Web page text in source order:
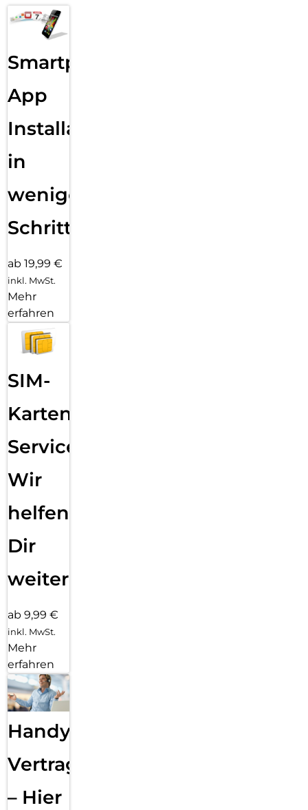
Smartphone
App
Installation
in
wenigen
Schritten
ab 19,99 €
inkl. MwSt.
Mehr
erfahren
SIM-
Karten
Service:
Wir
helfen
Dir
weiter
ab 9,99 €
inkl. MwSt.
Mehr
erfahren
Handy
Vertragsabwicklung
– Hier